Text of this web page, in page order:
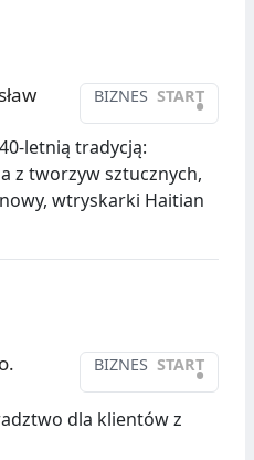
BIZNES START
•
letnią tradycją:
z tworzyw sztucznych,
wtryskarki Haitian
BIZNES START
•
dla klientów z